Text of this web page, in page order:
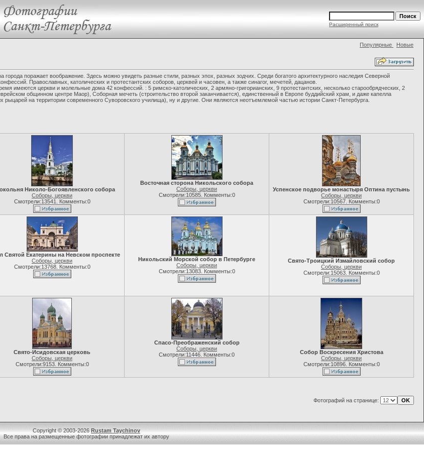
Расширенный поиск
Популярные Новые
поражает воображение. Здесь можно увидеть разные стили, разных эпох, разных зодчих. Среди богатого архитектурного наследия Северной
Православных, католических и протестантских соборов, церквей и часовен, а также синагог, мечетей, дацанов.
имеются церкви и молельные дома 42 конфессий. : 5 римско-католических, 2 армяно-григорианских, 9 протестантских, несколько старообрядческих, 2
общинном центре Маор), Соборная мечеть (строительство второй заканчивается), единственный в Европе буддийский храм, и даже капелла
рыцарей на территории современного Суворовского училища), ну и другие. Они являются неотъемлемой частью истории Санкт-Петербурга.
Николо-Богоявленского собора
Соборы, церкви
Смотрели:13541. Комменты:0
Восточная сторона Никольского собора
Соборы, церкви
Смотрели:10585. Комменты:0
Успенское подворье монастыря Оптина пустынь
Соборы, церкви
Смотрели:10567. Комменты:0
Святой Екатерины на Невском проспекте
Соборы, церкви
Смотрели:13768. Комменты:0
Никольский Морской собор в Петербурге
Соборы, церкви
Смотрели:13083. Комменты:0
Свято-Троицкий Измайловский собор
Соборы, церкви
Смотрели:15063. Комменты:0
Свято-Исидовская церковь
Соборы, церкви
Смотрели:9153. Комменты:0
Спасо-Преображенский собор
Соборы, церкви
Смотрели:11446. Комменты:0
Собор Воскресения Христова
Соборы, церкви
Смотрели:10896. Комменты:0
Фотографий на странице:
Copyright © 2003-2026Rustam Taychinov
Все права на размещенные фотографии принадлежат их автору